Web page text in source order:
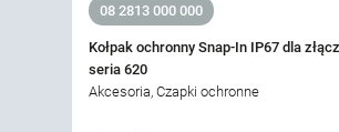
08 2813 000 000
Kołpak ochronny Snap-In IP67 dla
seria 620
Akcesoria, Czapki ochronne